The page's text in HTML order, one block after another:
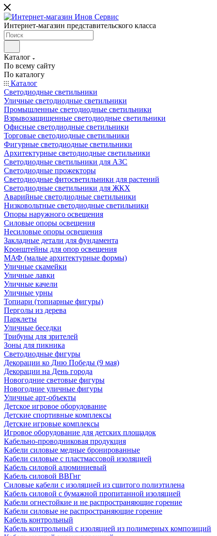
Интернет-магазин представительского класса
Каталог
По всему сайту
По каталогу
Каталог
Светодиодные светильники
Уличные светодиодные светильники
Промышленные светодиодные светильники
Взрывозащищенные светодиодные светильники
Офисные светодиодные светильники
Торговые светодиодные светильники
Фигурные светодиодные светильники
Архитектурные светодиодные светильники
Светодиодные светильники для АЗС
Светодиодные прожекторы
Светодиодные фитосветильники для растений
Светодиодные светильники для ЖКХ
Аварийные светодиодные светильники
Низковольтные светодиодные светильники
Опоры наружного освещения
Силовые опоры освещения
Несиловые опоры освещения
Закладные детали для фундамента
Кронштейны для опор освещения
МАФ (малые архитектурные формы)
Уличные скамейки
Уличные лавки
Уличные качели
Уличные урны
Топиари (топиарные фигуры)
Перголы из дерева
Парклеты
Уличные беседки
Трибуны для зрителей
Зоны для пикника
Светодиодные фигуры
Декорации ко Дню Победы (9 мая)
Декорации на День города
Новогодние световые фигуры
Новогодние уличные фигуры
Уличные арт-объекты
Детское игровое оборудование
Детские спортивные комплексы
Детские игровые комплексы
Игровое оборудование для детских площадок
Кабельно-проводниковая продукция
Кабели силовые медные бронированные
Кабели силовые с пластмассовой изоляцией
Кабель силовой алюминиевый
Кабель силовой ВВГнг
Силовые кабели с изоляцией из сшитого полиэтилена
Кабель силовой с бумажной пропитанной изоляцией
Кабели огнестойкие и не распространяющие горение
Кабели силовые не распространяющие горение
Кабель контрольный
Кабель контрольный с изоляцией из полимерных композиций